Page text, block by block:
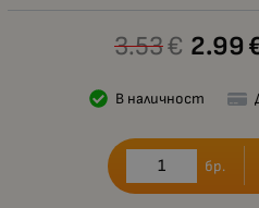
3.53€ 2.99
В наличност
бр.